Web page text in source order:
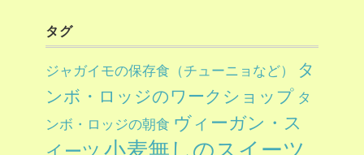
タグ
ジャガイモの保存食（チューニョなど）
タ
ンボ・ロッジのワークショップ タ
ンボ・ロッジの朝食 ヴィーガン・ス
イーツ 小麦無しのスイーツ